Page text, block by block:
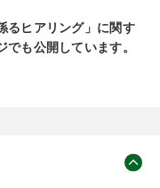
るヒアリング」に関す
も公開しています。